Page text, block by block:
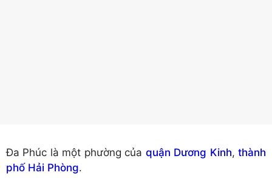
Đa Phúc là một phường của quận Dương Kinh,thành
phố Hải Phòng.